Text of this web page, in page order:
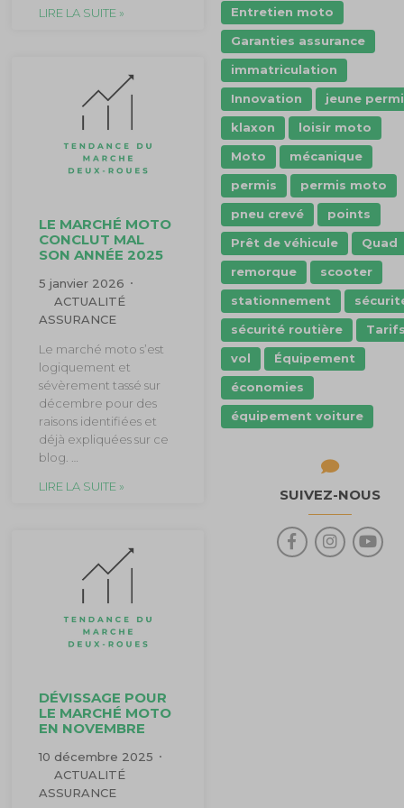
LIRE LA SUITE »
LE MARCHÉ MOTO
CONCLUT MAL
SON ANNÉE 2025
5 janvier 2026
ACTUALITÉ
ASSURANCE
Le marché moto s’est
logiquement et
sévèrement tassé sur
décembre pour des
raisons identifiées et
déjà expliquées sur ce
blog. …
LIRE LA SUITE »
DÉVISSAGE POUR
LE MARCHÉ MOTO
EN NOVEMBRE
10 décembre 2025
ACTUALITÉ
ASSURANCE
Entretien moto
Garanties assurance
immatriculation
Innovation
jeune
klaxon
loisir moto
Moto
mécanique
permis
permis moto
pneu crevé
points
Prêt de véhicule
Quad
remorque
scooter
stationnement
sécurité routière
vol
Équipement
économies
équipement voiture
SUIVEZ-NOUS